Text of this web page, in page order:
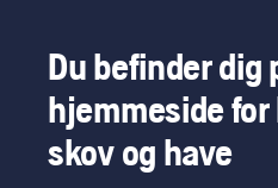
Du befinder dig
hjemmeside
skov og have